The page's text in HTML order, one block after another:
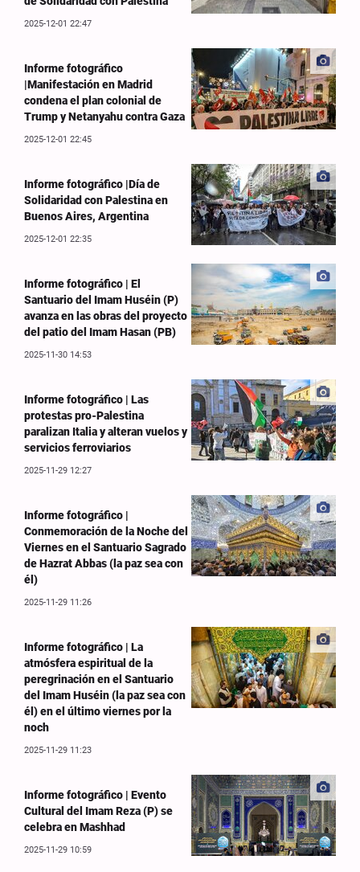
2025-12-01 22:47
Informe fotográfico
|Manifestación en Madrid
condena el plan colonial de
Trump y Netanyahu contra Gaza
2025-12-01 22:45
Informe fotográfico |Día de
Solidaridad con Palestina en
Buenos Aires, Argentina
2025-12-01 22:35
Informe fotográfico | El
Santuario del Imam Huséin (P)
avanza en las obras del proyecto
del patio del Imam Hasan (PB)
2025-11-30 14:53
Informe fotográfico | Las
protestas pro-Palestina
paralizan Italia y alteran vuelos y
servicios ferroviarios
2025-11-29 12:27
Informe fotográfico |
Conmemoración de la Noche del
Viernes en el Santuario Sagrado
de Hazrat Abbas (la paz sea con
él)
2025-11-29 11:26
Informe fotográfico | La
atmósfera espiritual de la
peregrinación en el Santuario
del Imam Huséin (la paz sea con
él) en el último viernes por la
noch
2025-11-29 11:23
Informe fotográfico | Evento
Cultural del Imam Reza (P) se
celebra en Mashhad
2025-11-29 10:59